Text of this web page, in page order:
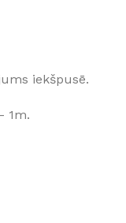
iekšpusē.
1m.